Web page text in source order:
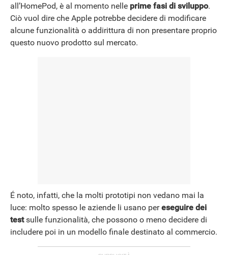
all’HomePod, è al momento nelle prime fasi di sviluppo.
Ciò vuol dire che Apple potrebbe decidere di modificare
alcune funzionalità o addirittura di non presentare proprio
questo nuovo prodotto sul mercato.
É noto, infatti, che la molti prototipi non vedano mai la
luce: molto spesso le aziende li usano pereseguire dei
testsulle funzionalità, che possono o meno decidere di
includere poi in un modello finale destinato al commercio.